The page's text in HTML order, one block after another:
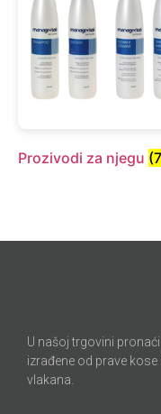
Prozivodi za njegu
U našoj trgovini
izrađene od prave
vlakana.